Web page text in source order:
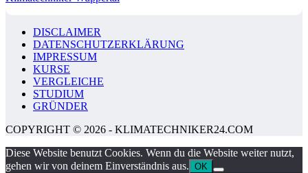
DISCLAIMER
DATENSCHUTZERKLÄRUNG
IMPRESSUM
KURSE
VERGLEICHE
STUDIUM
GRÜNDER
COPYRIGHT © 2026 - KLIMATECHNIKER24.COM
Diese Website benutzt Cookies. Wenn du die Website weiter nutzt,
gehen wir von deinem Einverständnis aus. OK